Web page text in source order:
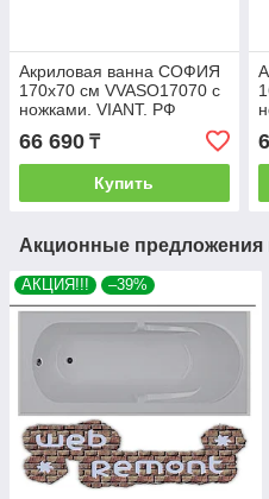
Акриловая ванна СОФИЯ
170х70 см VVASO17070 с
ножками. VIANT. РФ
66 690 ₸
Купить
Акционные предложения
АКЦИЯ!!! –39%